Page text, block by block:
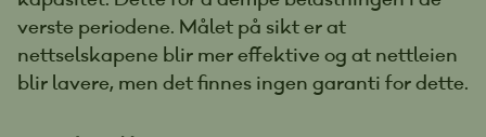
verste periodene. Målet på sikt er at
nettselskapene blir mer effektive og at nettleien
blir lavere, men det finnes ingen garanti for dette.